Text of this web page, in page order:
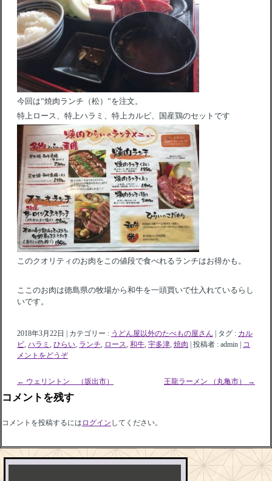
今回は”焼肉ランチ（松）”を注文。
特上ロース、特上ハラミ、特上カルビ、国産鶏のセットです
このクオリティのお肉をこの値段で食べれるランチはお得かも。
ここのお肉は徳島県の牧場から和牛を一頭買いで仕入れているらし
いです。
2018年3月22日 カテゴリー : うどん屋以外のたべもの屋さん タグ : カル
ビ, ハラミ , ひらい, ランチ, ロース, 和牛, 宇多津, 焼肉 投稿者 : admin
コ
メントをどうぞ
← ウェリントン （坂出市） 王龍ラーメン （丸亀市） →
コメントを残す
コメントを投稿するには ログイン してください。